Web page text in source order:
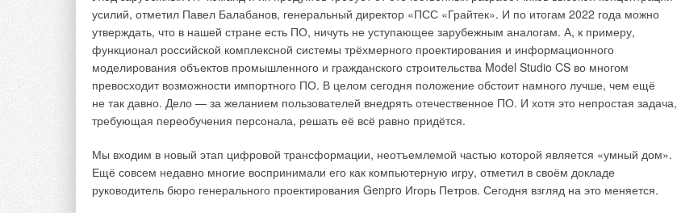
усилий, отметил Павел Балабанов, генеральный директор «ПСС «Грайтек». И по итогам 2022 года можно
утверждать, что в нашей стране есть ПО, ничуть не уступающее зарубежным аналогам. А, к примеру,
функционал российской комплексной системы трёхмерного проектирования и информационного
моделирования объектов промышленного и гражданского строительства Model Studio CS во многом
превосходит возможности импортного ПО. В целом сегодня положение обстоит намного лучше, чем ещё
не так давно. Дело — за желанием пользователей внедрять отечественное ПО. И хотя это непростая задача,
требующая переобучения персонала, решать её всё равно придётся.
Мы входим в новый этап цифровой трансформации, неотъемлемой частью которой является «умный дом».
Ещё совсем недавно многие воспринимали его как компьютерную игру, отметил в своём докладе
руководитель бюро генерального проектирования Genpro Игорь Петров. Сегодня взгляд на это меняется.
в том виде, в котором она не получает замечаний от этого и других ведомств, осуществляющих
согласование.
Какие насущные задачи Model Studio CS может помочь решить прямо сейчас?
- Их огромное количество. Например, мы знаем, что по всей стране растёт потребность в строительстве,
а также в модернизации и реконструкции уже существующих социально значимых объектов, например,
промышленности или инфраструктуры. Но и с этими требованиями продукты платформы отлично работают.
Например, в 2019 году мы с помощью Model Studio CS создали информационную 3D-модель школы №215